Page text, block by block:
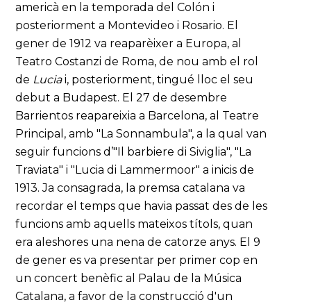
americà en la temporada del Colón i
posteriorment a Montevideo i Rosario. El
gener de 1912 va reaparèixer a Europa, al
Teatro Costanzi de Roma, de nou amb el rol
de Luciai, posteriorment, tingué lloc el seu
debut a Budapest. El 27 de desembre
Barrientos reapareixia a Barcelona, al Teatre
Principal, amb "La Sonnambula", a la qual van
seguir funcions d’"Il barbiere di Siviglia", "La
Traviata" i "Lucia di Lammermoor" a inicis de
1913. Ja consagrada, la premsa catalana va
recordar el temps que havia passat des de les
funcions amb aquells mateixos títols, quan
era aleshores una nena de catorze anys. El 9
de gener es va presentar per primer cop en
un concert benèfic al Palau de la Música
Catalana, a favor de la construcció d'un